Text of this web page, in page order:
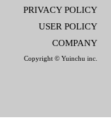
PRIVACY POLICY
USER POLICY
COMPANY
Copyright © Yuinchu inc.